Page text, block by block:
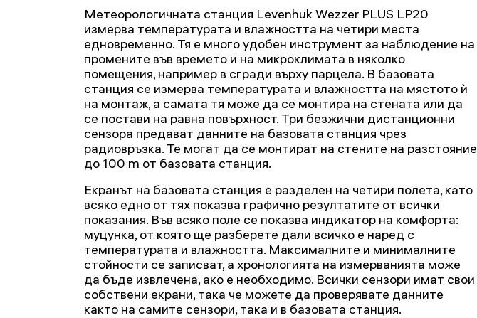
Метеорологичната станция Levenhuk Wezzer PLUS LP20
измерва температурата и влажността на четири места
едновременно. Тя е много удобен инструмент за наблюдение на
промените във времето и на микроклимата в няколко
помещения, например в сгради върху парцела. В базовата
станция се измерва температурата и влажността на мястото ѝ
на монтаж, а самата тя може да се монтира на стената или да
се постави на равна повърхност. Три безжични дистанционни
сензора предават данните на базовата станция чрез
радиовръзка. Те могат да се монтират на стените на разстояние
до 100 m от базовата станция.
Екранът на базовата станция е разделен на четири полета, като
всяко едно от тях показва графично резултатите от всички
показания. Във всяко поле се показва индикатор на комфорта:
муцунка, от която ще разберете дали всичко е наред с
температурата и влажността. Максималните и минималните
стойности се записват, а хронологията на измерванията може
да бъде извлечена, ако е необходимо. Всички сензори имат свои
собствени екрани, така че можете да проверявате данните
както на самите сензори, така и в базовата станция.